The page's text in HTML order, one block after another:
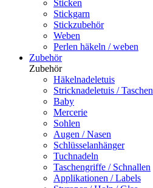
Sticken
Stickgarn
Stickzubehör
Weben
Perlen häkeln / weben
Zubehör
Zubehör
Häkelnadeletuis
Stricknadeletuis / Taschen
Baby
Mercerie
Sohlen
Augen / Nasen
Schlüsselanhänger
Tuchnadeln
Taschengriffe / Schnallen
Applikationen / Labels